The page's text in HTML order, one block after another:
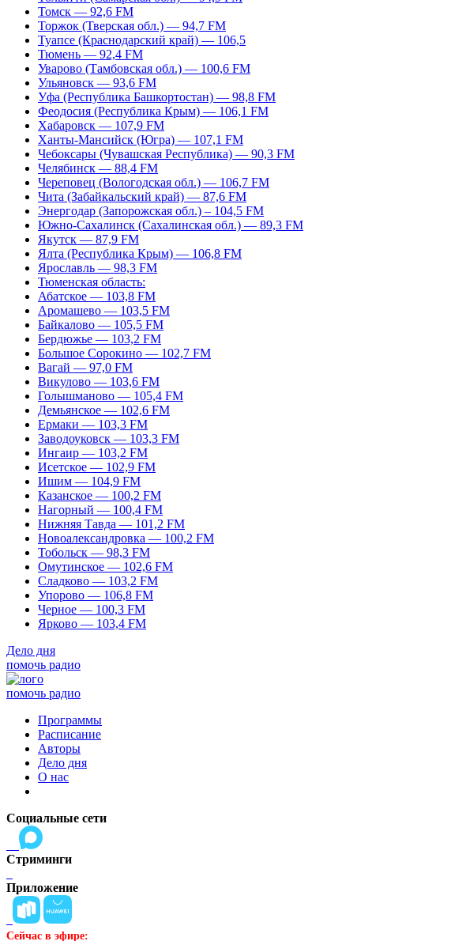
Томск — 92,6 FM
Торжок (Тверская обл.) — 94,7 FM
Туапсе (Краснодарский край) — 106,5
Тюмень — 92,4 FM
Уварово (Тамбовская обл.) — 100,6 FM
Ульяновск — 93,6 FM
Уфа (Республика Башкортостан) — 98,8 FM
Феодосия (Республика Крым) — 106,1 FM
Хабаровск — 107,9 FM
Ханты-Мансийск (Югра) — 107,1 FM
Чебоксары (Чувашская Республика) — 90,3 FM
Челябинск — 88,4 FM
Череповец (Вологодская обл.) — 106,7 FM
Чита (Забайкальский край) — 87,6 FM
Энергодар (Запорожская обл.) – 104,5 FM
Южно-Сахалинск (Сахалинская обл.) — 89,3 FM
Якутск — 87,9 FM
Ялта (Республика Крым) — 106,8 FM
Ярославль — 98,3 FM
Тюменская область:
Абатское — 103,8 FM
Аромашево — 103,5 FM
Байкалово — 105,5 FM
Бердюжье — 103,2 FM
Большое Сорокино — 102,7 FM
Вагай — 97,0 FM
Викулово — 103,6 FM
Голышманово — 105,4 FM
Демьянское — 102,6 FM
Ермаки — 103,3 FM
Заводоуковск — 103,3 FM
Ингаир — 103,2 FM
Исетское — 102,9 FM
Ишим — 104,9 FM
Казанское — 100,2 FM
Нагорный — 100,4 FM
Нижняя Тавда — 101,2 FM
Новоалександровка — 100,2 FM
Тобольск — 98,3 FM
Омутинское — 102,6 FM
Сладково — 103,2 FM
Упорово — 106,8 FM
Черное — 100,3 FM
Ярково — 103,4 FM
Дело дня
помочь радио
помочь радио
Программы
Расписание
Авторы
Дело дня
О нас
Социальные сети
Стриминги
Приложение
Сейчас в эфире: